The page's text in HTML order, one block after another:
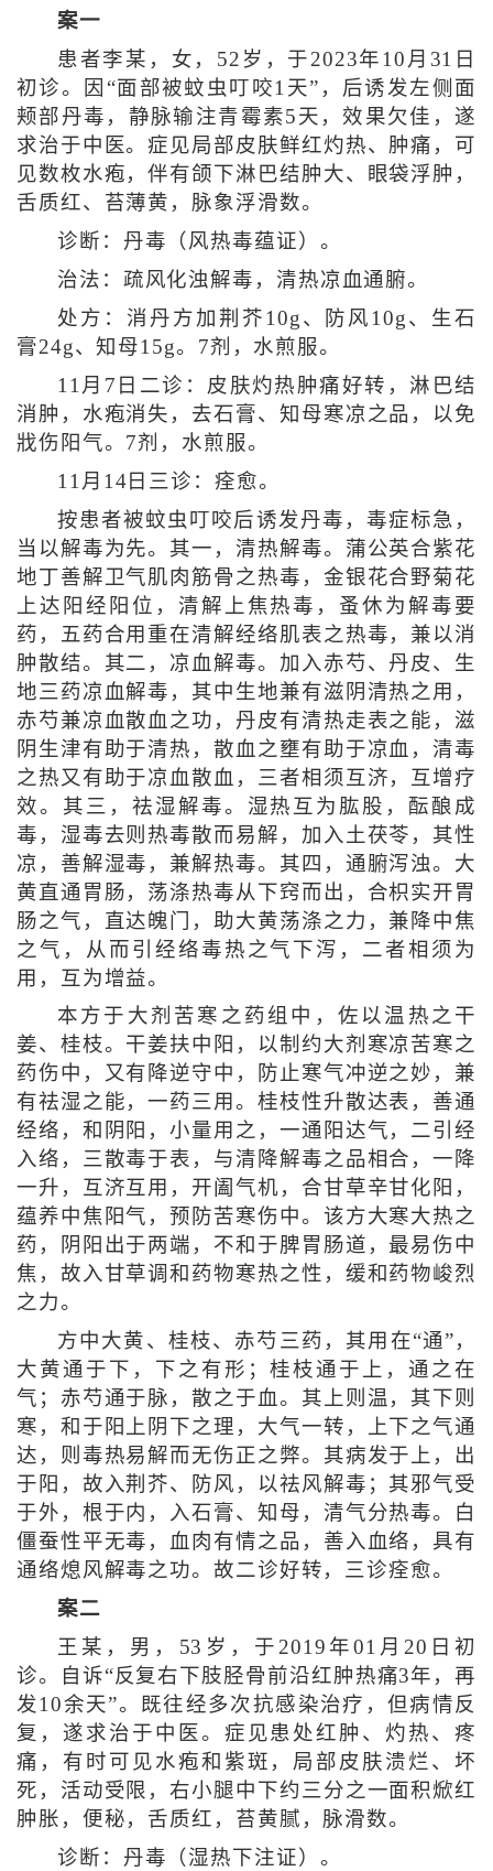
案一
患者李某，女，52岁，于2023年10月31日
初诊。因“面部被蚊虫叮咬1天”，后诱发左侧面
颊部丹毒，静脉输注青霉素5天，效果欠佳，遂
求治于中医。症见局部皮肤鲜红灼热、肿痛，可
见数枚水疱，伴有颌下淋巴结肿大、眼袋浮肿，
舌质红、苔薄黄，脉象浮滑数。
诊断：丹毒（风热毒蕴证）。
治法：疏风化浊解毒，清热凉血通腑。
处方：消丹方加荆芥10g、防风10g、生石
膏24g、知母15g。7剂，水煎服。
11月7日二诊：皮肤灼热肿痛好转，淋巴结
消肿，水疱消失，去石膏、知母寒凉之品，以免
戕伤阳气。7剂，水煎服。
11月14日三诊：痊愈。
按患者被蚊虫叮咬后诱发丹毒，毒症标急，
当以解毒为先。其一，清热解毒。蒲公英合紫花
地丁善解卫气肌肉筋骨之热毒，金银花合野菊花
上达阳经阳位，清解上焦热毒，蚤休为解毒要
药，五药合用重在清解经络肌表之热毒，兼以消
肿散结。其二，凉血解毒。加入赤芍、丹皮、生
地三药凉血解毒，其中生地兼有滋阴清热之用，
赤芍兼凉血散血之功，丹皮有清热走表之能，滋
阴生津有助于清热，散血之壅有助于凉血，清毒
之热又有助于凉血散血，三者相须互济，互增疗
效。其三，祛湿解毒。湿热互为肱股，酝酿成
毒，湿毒去则热毒散而易解，加入土茯苓，其性
凉，善解湿毒，兼解热毒。其四，通腑泻浊。大
黄直通胃肠，荡涤热毒从下窍而出，合枳实开胃
肠之气，直达魄门，助大黄荡涤之力，兼降中焦
之气，从而引经络毒热之气下泻，二者相须为
用，互为增益。
本方于大剂苦寒之药组中，佐以温热之干
姜、桂枝。干姜扶中阳，以制约大剂寒凉苦寒之
药伤中，又有降逆守中，防止寒气冲逆之妙，兼
有祛湿之能，一药三用。桂枝性升散达表，善通
经络，和阴阳，小量用之，一通阳达气，二引经
入络，三散毒于表，与清降解毒之品相合，一降
一升，互济互用，开阖气机，合甘草辛甘化阳，
蕴养中焦阳气，预防苦寒伤中。该方大寒大热之
药，阴阳出于两端，不和于脾胃肠道，最易伤中
焦，故入甘草调和药物寒热之性，缓和药物峻烈
之力。
方中大黄、桂枝、赤芍三药，其用在“通”，
大黄通于下，下之有形；桂枝通于上，通之在
气；赤芍通于脉，散之于血。其上则温，其下则
寒，和于阳上阴下之理，大气一转，上下之气通
达，则毒热易解而无伤正之弊。其病发于上，出
于阳，故入荆芥、防风，以祛风解毒；其邪气受
于外，根于内，入石膏、知母，清气分热毒。白
僵蚕性平无毒，血肉有情之品，善入血络，具有
通络熄风解毒之功。故二诊好转，三诊痊愈。
案二
王某，男，53岁，于2019年01月20日初
诊。自诉“反复右下肢胫骨前沿红肿热痛3年，再
发10余天”。既往经多次抗感染治疗，但病情反
复，遂求治于中医。症见患处红肿、灼热、疼
痛，有时可见水疱和紫斑，局部皮肤溃烂、坏
死，活动受限，右小腿中下约三分之一面积焮红
肿胀，便秘，舌质红，苔黄腻，脉滑数。
诊断：丹毒（湿热下注证）。